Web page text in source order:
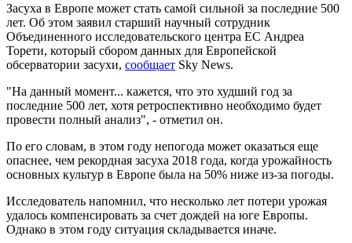
Засуха в Европе может стать самой сильной за последние 500
лет. Об этом заявил старший научный сотрудник
Объединенного исследовательского центра ЕС Андреа
Торети, который сбором данных для Европейской
обсерватории засухи, сообщает Sky News.
"На данный момент... кажется, что это худший год за
последние 500 лет, хотя ретроспективно необходимо будет
провести полный анализ", - отметил он.
По его словам, в этом году непогода может оказаться еще
опаснее, чем рекордная засуха 2018 года, когда урожайность
основных культур в Европе была на 50% ниже из-за погоды.
Исследователь напомнил, что несколько лет потери урожая
удалось компенсировать за счет дождей на юге Европы.
Однако в этом году ситуация складывается иначе.